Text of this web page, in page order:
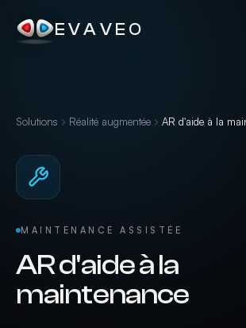
EVAVEO
Solutions Réalité augmentée AR d'aide à la
MAINTENANCE ASSISTÉE
AR d'aide à la
maintenance